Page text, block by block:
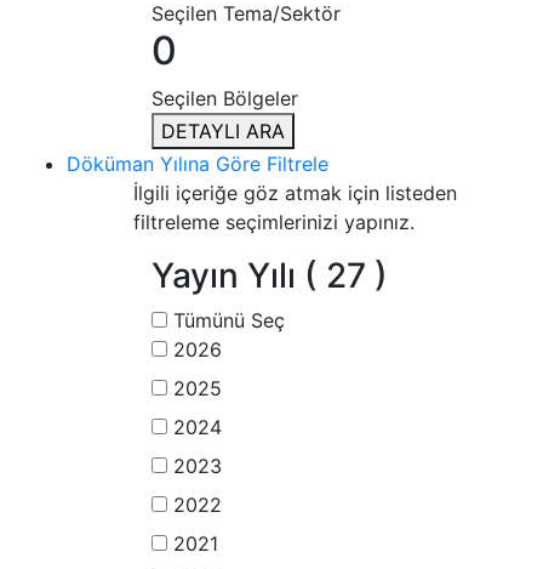
Seçilen Tema/Sektör
0
Seçilen Bölgeler
DETAYLI ARA
Döküman Yılına Göre Filtrele
İlgili içeriğe göz atmak için listeden
filtreleme seçimlerinizi yapınız.
Yayın Yılı ( 27 )
Tümünü Seç
2026
2025
2024
2023
2022
2021